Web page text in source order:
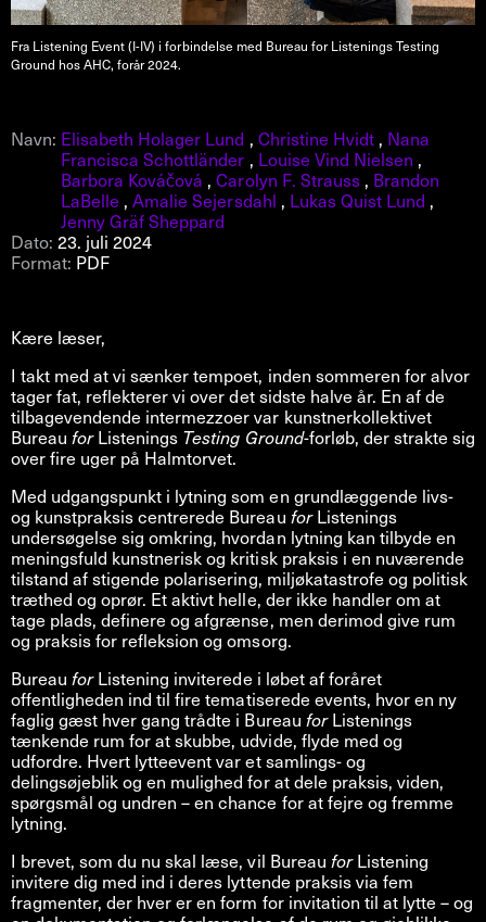
Fra Listening Event (I-IV) i forbindelse med Bureau for Listenings Testing
Ground hos AHC, forår 2024.
Navn: Elisabeth Holager Lund , Christine Hvidt , Nana
Francisca Schottländer , Louise Vind Nielsen ,
Barbora Kováčová ,Carolyn F. Strauss , Brandon
LaBelle ,Amalie Sejersdahl , Lukas Quist Lund ,
Jenny Gräf Sheppard
Dato:23. juli 2024
Format: PDF
Kære læser,
I takt med at vi sænker tempoet, inden sommeren for alvor
tager fat, reflekterer vi over det sidste halve år. En af de
tilbagevendende intermezzoer var kunstnerkollektivet
BureauforListenings Testing Ground-forløb, der strakte sig
over fire uger på Halmtorvet.
Med udgangspunkt i lytning som en grundlæggende livs-
og kunstpraksis centrerede Bureau forListenings
undersøgelse sig omkring, hvordan lytning kan tilbyde en
meningsfuld kunstnerisk og kritisk praksis i en nuværende
tilstand af stigende polarisering, miljøkatastrofe og politisk
træthed og oprør. Et aktivt helle, der ikke handler om at
tage plads, definere og afgrænse, men derimod give rum
og praksis for refleksion og omsorg.
BureauforListening inviterede i løbet af foråret
offentligheden ind til fire tematiserede events, hvor en ny
faglig gæst hver gang trådte i Bureau forListenings
tænkende rum for at skubbe, udvide, flyde med og
udfordre. Hvert lytteevent var et samlings- og
delingsøjeblik og en mulighed for at dele praksis, viden,
spørgsmål og undren – en chance for at fejre og fremme
lytning.
I brevet, som du nu skal læse, vil Bureau forListening
invitere dig med ind i deres lyttende praksis via fem
fragmenter, der hver er en form for invitation til at lytte – og